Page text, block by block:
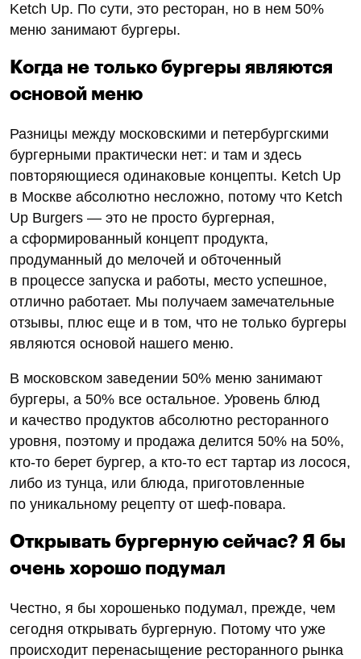
Ketch Up. По сути, это ресторан, но в нем 50%
меню занимают бургеры.
Когда не только бургеры являются
основой меню
Разницы между московскими и петербургскими
бургерными практически нет: и там и здесь
повторяющиеся одинаковые концепты. Ketch Up
в Москве абсолютно несложно, потому что Ketch
Up Burgers — это не просто бургерная,
а сформированный концепт продукта,
продуманный до мелочей и обточенный
в процессе запуска и работы, место успешное,
отлично работает. Мы получаем замечательные
отзывы, плюс еще и в том, что не только бургеры
являются основой нашего меню.
В московском заведении 50% меню занимают
бургеры, а 50% все остальное. Уровень блюд
и качество продуктов абсолютно ресторанного
уровня, поэтому и продажа делится 50% на 50%,
кто-то берет бургер, а кто-то ест тартар из лосося,
либо из тунца, или блюда, приготовленные
по уникальному рецепту от шеф-повара.
Открывать бургерную сейчас? Я бы
очень хорошо подумал
Честно, я бы хорошенько подумал, прежде, чем
сегодня открывать бургерную. Потому что уже
происходит перенасыщение ресторанного рынка